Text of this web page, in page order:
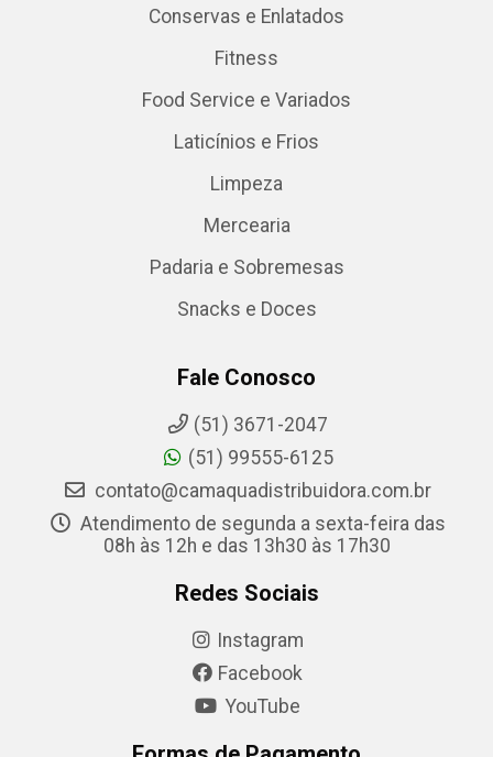
Conservas e Enlatados
Fitness
Food Service e Variados
Laticínios e Frios
Limpeza
Mercearia
Padaria e Sobremesas
Snacks e Doces
Fale Conosco
(51) 3671-2047
(51) 99555-6125
contato@camaquadistribuidora.com.br
Atendimento de segunda a sexta-feira das
08h às 12h e das 13h30 às 17h30
Redes Sociais
Instagram
Facebook
YouTube